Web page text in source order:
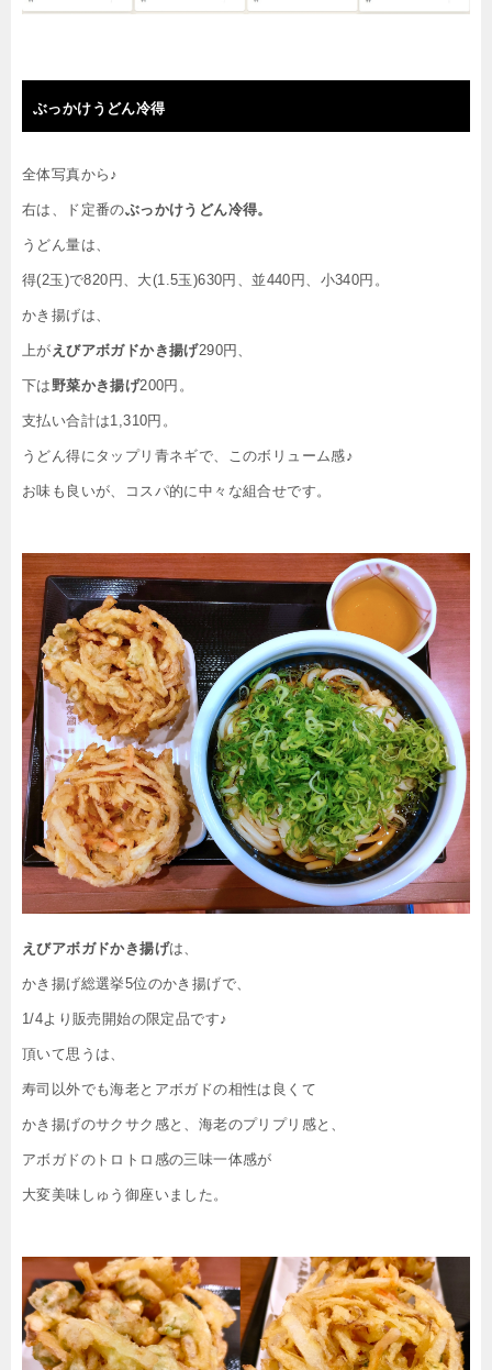
ぶっかけうどん冷得
全体写真から♪
右は、ド定番のぶっかけうどん冷得。
うどん量は、
得(2玉)で820円、大(1.5玉)630円、並440円、小340円。
かき揚げは、
上が えびアボガドかき揚げ290円、
下は 野菜かき揚げ200円。
支払い合計は1,310円。
うどん得にタップリ青ネギで、このボリューム感♪
お味も良いが、コスパ的に中々な組合せです。
えびアボガドかき揚げは、
かき揚げ総選挙5位のかき揚げで、
1/4より販売開始の限定品です♪
頂いて思うは、
寿司以外でも海老とアボガドの相性は良くて
かき揚げのサクサク感と、海老のプリプリ感と、
アボガドのトロトロ感の三味一体感が
大変美味しゅう御座いました。